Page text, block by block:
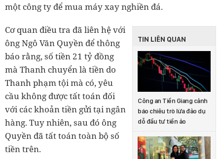
một công ty để mua máy xay nghiền đá.
TIN LIÊN QUAN
Công an Tiền Giang cảnh
báo chiêu trò lừa đảo dụ
dỗ đầu tư tiền ảo
Cơ quan điều tra đã liên hệ với
ông Ngô Văn Quyền để thông
báo rằng, số tiền 21 tỷ đồng
mà Thanh chuyển là tiền do
Thanh phạm tội mà có, yêu
cầu không được tất toán đối
với các khoản tiền gửi tại ngân
hàng. Tuy nhiên, sau đó ông
Quyền đã tất toán toàn bộ số
tiền trên.